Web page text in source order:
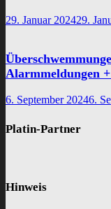
29. Januar 202429.
Alarmmeldungen
6. September 20246.
Platin-Partner
Hinweis